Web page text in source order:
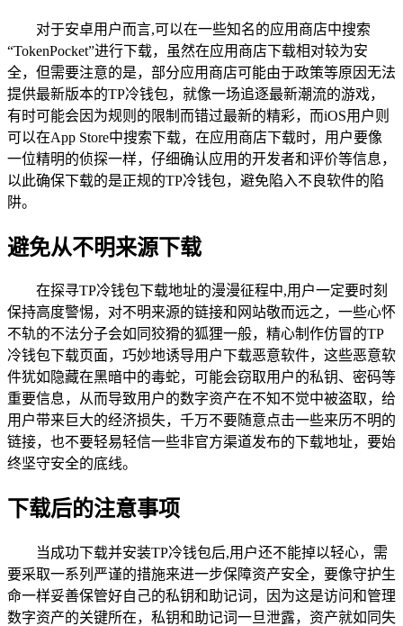
对于安卓用户而言,可以在一些知名的应用商店中搜索
“TokenPocket”进行下载，虽然在应用商店下载相对较为安
全，但需要注意的是，部分应用商店可能由于政策等原因无法
提供最新版本的TP冷钱包，就像一场追逐最新潮流的游戏，
有时可能会因为规则的限制而错过最新的精彩，而iOS用户则
可以在App Store中搜索下载，在应用商店下载时，用户要像
一位精明的侦探一样，仔细确认应用的开发者和评价等信息，
以此确保下载的是正规的TP冷钱包，避免陷入不良软件的陷
阱。
避免从不明来源下载
在探寻TP冷钱包下载地址的漫漫征程中,用户一定要时刻
保持高度警惕，对不明来源的链接和网站敬而远之，一些心怀
不轨的不法分子会如同狡猾的狐狸一般，精心制作仿冒的TP
冷钱包下载页面，巧妙地诱导用户下载恶意软件，这些恶意软
件犹如隐藏在黑暗中的毒蛇，可能会窃取用户的私钥、密码等
重要信息，从而导致用户的数字资产在不知不觉中被盗取，给
用户带来巨大的经济损失，千万不要随意点击一些来历不明的
链接，也不要轻易轻信一些非官方渠道发布的下载地址，要始
终坚守安全的底线。
下载后的注意事项
当成功下载并安装TP冷钱包后,用户还不能掉以轻心，需
要采取一系列严谨的措施来进一步保障资产安全，要像守护生
命一样妥善保管好自己的私钥和助记词，因为这是访问和管理
数字资产的关键所在，私钥和助记词一旦泄露，资产就如同失